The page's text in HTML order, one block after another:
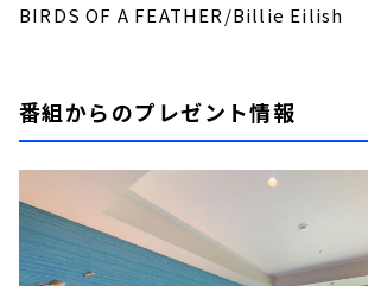
BIRDS OF A FEATHER/Billie Eilish
番組からのプレゼント情報